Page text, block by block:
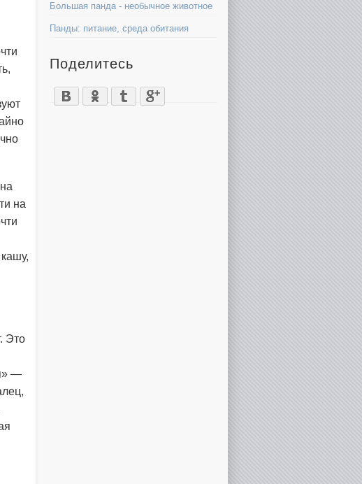
на
Это
—
Большая панда - необычное животное
Панды: питание, среда обитания
Поделитесь